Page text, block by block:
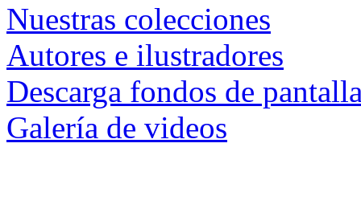
Nuestras colecciones
Autores e ilustradores
Descarga fondos de
Galería de videos